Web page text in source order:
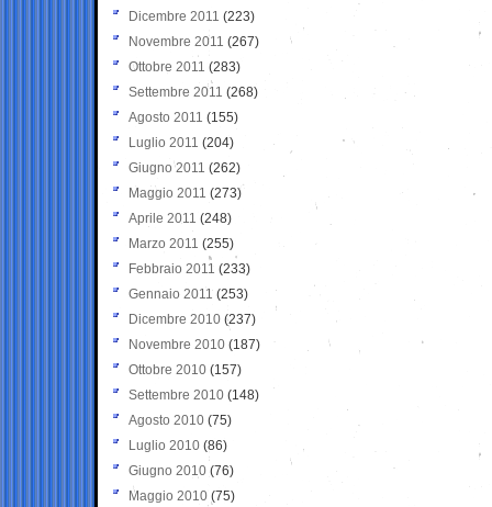
Dicembre 2011 (223)
Novembre 2011 (267)
Ottobre 2011 (283)
Settembre 2011 (268)
Agosto 2011 (155)
Luglio 2011 (204)
Giugno 2011 (262)
Maggio 2011 (273)
Aprile 2011 (248)
Marzo 2011 (255)
Febbraio 2011 (233)
Gennaio 2011 (253)
Dicembre 2010 (237)
Novembre 2010 (187)
Ottobre 2010 (157)
Settembre 2010 (148)
Agosto 2010 (75)
Luglio 2010 (86)
Giugno 2010 (76)
Maggio 2010 (75)